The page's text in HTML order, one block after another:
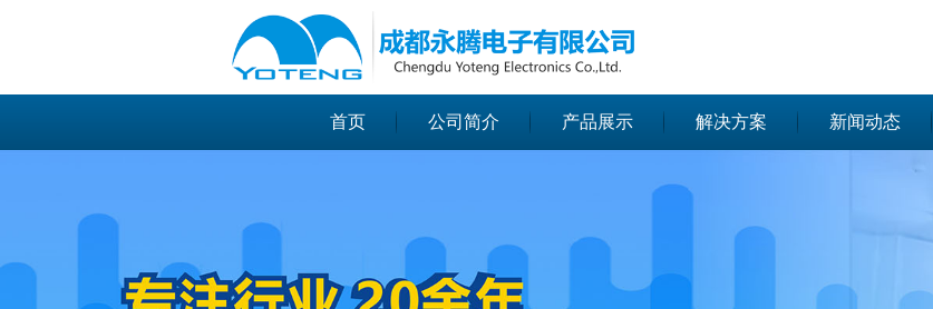
很遗憾，因您的浏览器版本过低导致无法获得最佳浏览体验，推荐下载安装谷歌浏览器！
首页 公司简介 产品展示 解决方案 新闻动态